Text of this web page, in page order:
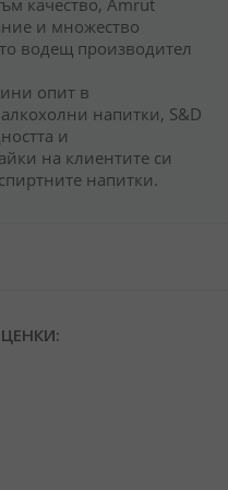
качество, Amrut
и множество
водещ производител
опит в
напитки, S&D
и
на клиентите си
напитки.